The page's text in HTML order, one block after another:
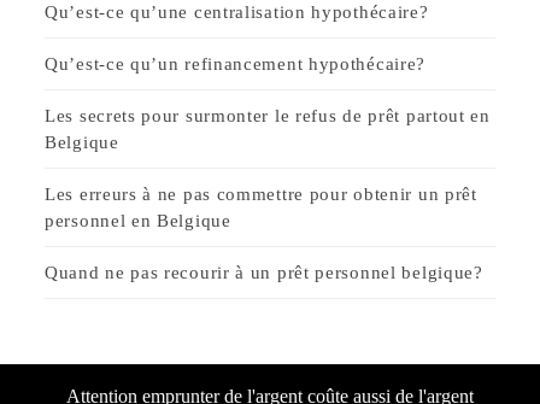
Qu’est-ce qu’une centralisation hypothécaire?
Qu’est-ce qu’un refinancement hypothécaire?
Les secrets pour surmonter le refus de prêt partout en
Belgique
Les erreurs à ne pas commettre pour obtenir un prêt
personnel en Belgique
Quand ne pas recourir à un prêt personnel belgique?